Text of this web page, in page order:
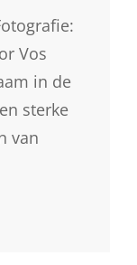
Vos
in de
sterke
van